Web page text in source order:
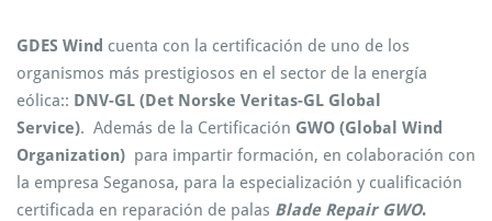
GDES Wind cuenta con la certificación de uno de los
organismos más prestigiosos en el sector de la energía
eólica:: DNV-GL (Det Norske Veritas-GL Global
Service). Además de la Certificación GWO (Global Wind
Organization) para impartir formación, en colaboración con
la empresa Seganosa, para la especialización y cualificación
certificada en reparación de palas Blade Repair GWO.